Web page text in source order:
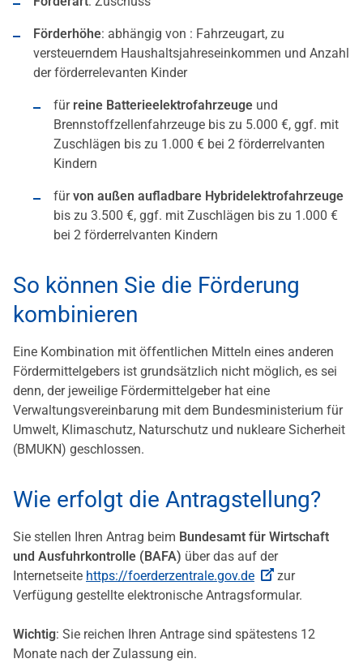
Förderhöhe: abhängig von : Fahrzeugart, zu
versteuerndem Haushaltsjahreseinkommen und Anzahl
der förderrelevanten Kinder
für reine Batterieelektrofahrzeuge und
Brennstoffzellenfahrzeuge bis zu 5.000 €, ggf. mit
Zuschlägen bis zu 1.000 € bei 2 förderrelvanten
Kindern
fürvon außen aufladbare Hybridelektrofahrzeuge
bis zu 3.500 €, ggf. mit Zuschlägen bis zu 1.000 €
bei 2 förderrelvanten Kindern
So können Sie die Förderung
kombinieren
Eine Kombination mit öffentlichen Mitteln eines anderen
Fördermittelgebers ist grundsätzlich nicht möglich, es sei
denn, der jeweilige Fördermittelgeber hat eine
Verwaltungsvereinbarung mit dem Bundesministerium für
Umwelt, Klimaschutz, Naturschutz und nukleare Sicherheit
(BMUKN) geschlossen.
Wie erfolgt die Antragstellung?
Sie stellen Ihren Antrag beim Bundesamt für Wirtschaft
und Ausfuhrkontrolle (BAFA) über das auf der
Internetseite https://foerderzentrale.gov.de
zur
Verfügung gestellte elektronische Antragsformular.
Wichtig: Sie reichen Ihren Antrage sind spätestens 12
Monate nach der Zulassung ein.